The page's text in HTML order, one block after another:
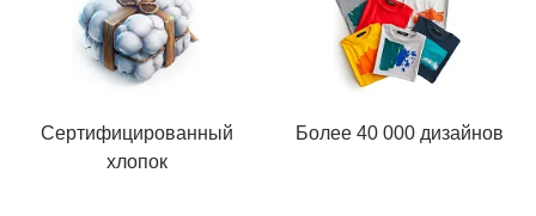
Сертифицированный
хлопок
Более 40 000 дизайнов